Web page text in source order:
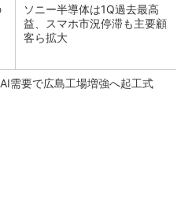
ソニー半導体は1Q過去最高
益、スマホ市況停滞も主要顧
客ら拡大
需要で広島工場増強へ起工式